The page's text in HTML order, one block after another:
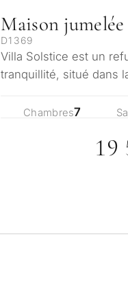
Maison
D1369
Villa Solstice est un
tranquillité, situé dans
Chambres7
19